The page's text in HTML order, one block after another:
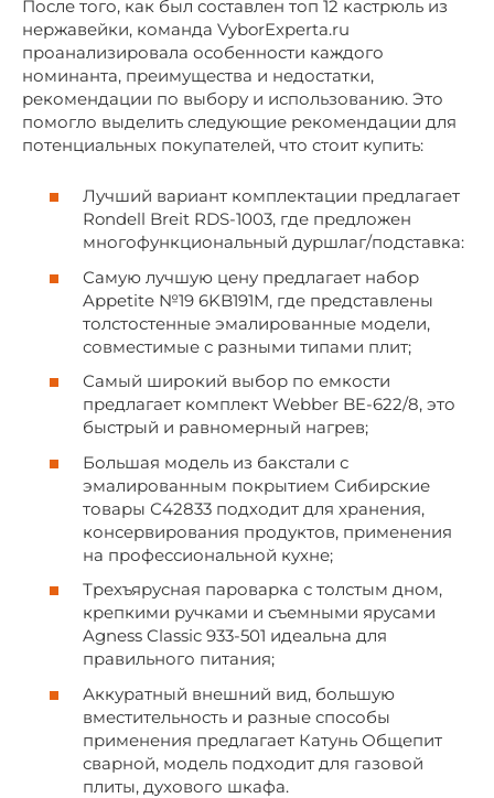
После того, как был составлен топ 12 кастрюль из
нержавейки, команда VyborExperta.ru
проанализировала особенности каждого
номинанта, преимущества и недостатки,
рекомендации по выбору и использованию. Это
помогло выделить следующие рекомендации для
потенциальных покупателей, что стоит купить:
Лучший вариант комплектации предлагает
Rondell Breit RDS-1003, где предложен
многофункциональный дуршлаг/подставка:
Самую лучшую цену предлагает набор
Appetite №19 6KB191M, где представлены
толстостенные эмалированные модели,
совместимые с разными типами плит;
Самый широкий выбор по емкости
предлагает комплект Webber BE-622/8, это
быстрый и равномерный нагрев;
Большая модель из бакстали с
эмалированным покрытием Сибирские
товары С42833 подходит для хранения,
консервирования продуктов, применения
на профессиональной кухне;
Трехъярусная пароварка с толстым дном,
крепкими ручками и съемными ярусами
Agness Classic 933-501 идеальна для
правильного питания;
Аккуратный внешний вид, большую
вместительность и разные способы
применения предлагает Катунь Общепит
сварной, модель подходит для газовой
плиты, духового шкафа.